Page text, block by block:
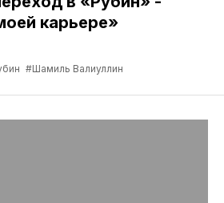
карьере»
#Шамиль Валиуллин